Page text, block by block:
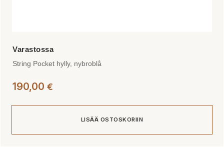
String Pocket hylly, nybroblå
190,00 €
LISÄÄ OSTOSKORIIN